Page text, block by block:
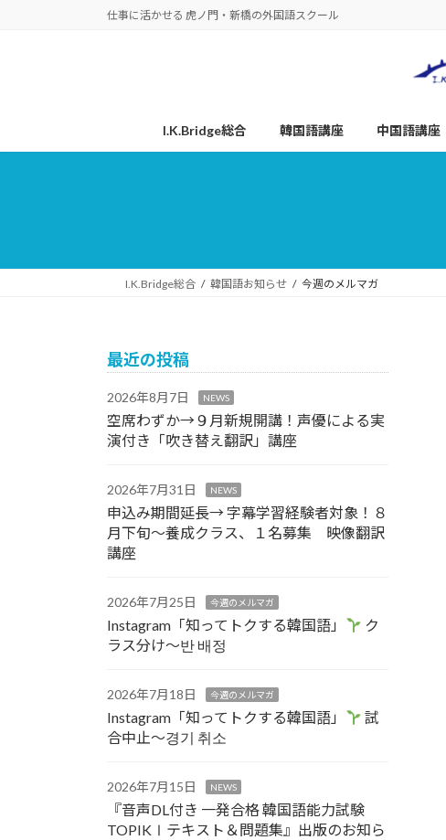
仕事に活かせる 虎ノ門・新橋の外国語スクール
I.K.Bridge総合 韓国語講座 中国語講座
I.K.Bridge総合 韓国語お知らせ 今週のメルマガ
最近の投稿
2026年8月7日 NEWS
空席わずか→９月新規開講！声優による実
演付き「吹き替え翻訳」講座
2026年7月31日 NEWS
申込み期間延長→ 字幕学習経験者対象！８
月下旬～養成クラス、１名募集 映像翻訳
講座
2026年7月25日 今週のメルマガ
Instagram「知ってトクする韓国語」
ク
ラス分け～반 배정
2026年7月18日 今週のメルマガ
Instagram「知ってトクする韓国語」
試
合中止～경기 취소
2026年7月15日 NEWS
『音声DL付き 一発合格 韓国語能力試験
TOPIKⅠテキスト＆問題集』出版のお知ら